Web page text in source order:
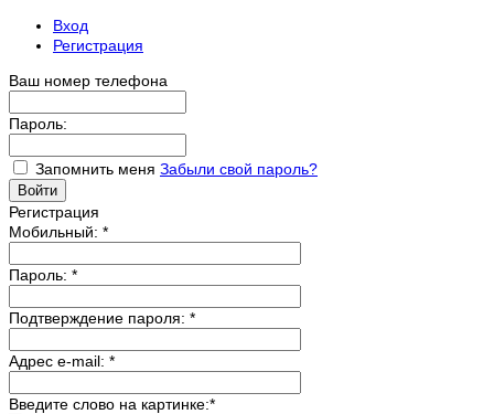
Вход
Регистрация
Ваш номер телефона
Пароль:
Запомнить меня Забыли свой пароль?
Регистрация
Мобильный: *
Пароль: *
Подтверждение пароля: *
Адрес e-mail: *
Введите слово на картинке:*